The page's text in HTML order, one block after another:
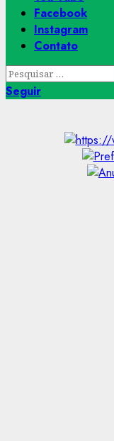
Facebook
Instagram
Contato
Pesquisar
por:
Seguir